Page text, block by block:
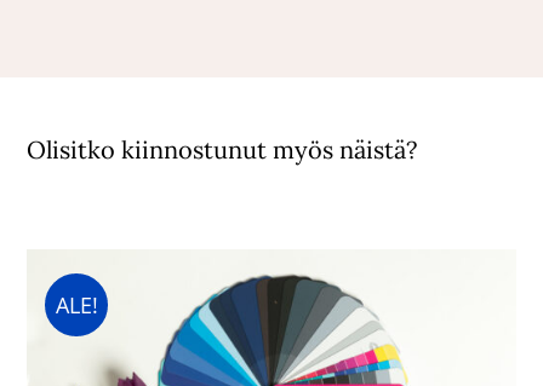
Olisitko kiinnostunut myös näistä?
ALE!